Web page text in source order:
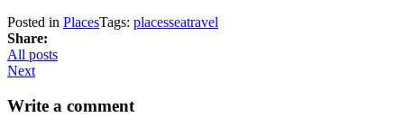
Posted in PlacesTags: placesseatravel
Share:
All posts
Next
Write a comment